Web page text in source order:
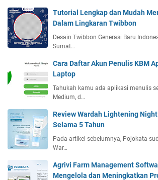
Tutorial Lengkap dan Mudah
Dalam Lingkaran Twibbon
Desain Twibbon Generasi Baru
Sumat…
Cara Daftar Akun Penulis KBM
Laptop
Tahukah kamu ada aplikasi menulis
Medium, d…
Review Wardah Lightening
Selama 5 Tahun
Pada artikel sebelumnya, Pojokata
War…
Agrivi Farm Management
Mengelola dan Meningkatkan